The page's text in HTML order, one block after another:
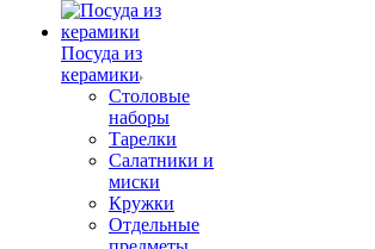
Посуда из
керамики
Столовые
наборы
Тарелки
Салатники и
миски
Кружки
Отдельные